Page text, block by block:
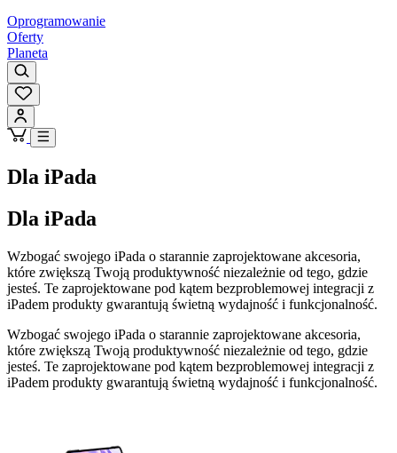
Oprogramowanie
Oferty
Planeta
Dla iPada
Dla iPada
Wzbogać swojego iPada o starannie zaprojektowane akcesoria,
które zwiększą Twoją produktywność niezależnie od tego, gdzie
jesteś. Te zaprojektowane pod kątem bezproblemowej integracji z
iPadem produkty gwarantują świetną wydajność i funkcjonalność.
Wzbogać swojego iPada o starannie zaprojektowane akcesoria,
które zwiększą Twoją produktywność niezależnie od tego, gdzie
jesteś. Te zaprojektowane pod kątem bezproblemowej integracji z
iPadem produkty gwarantują świetną wydajność i funkcjonalność.